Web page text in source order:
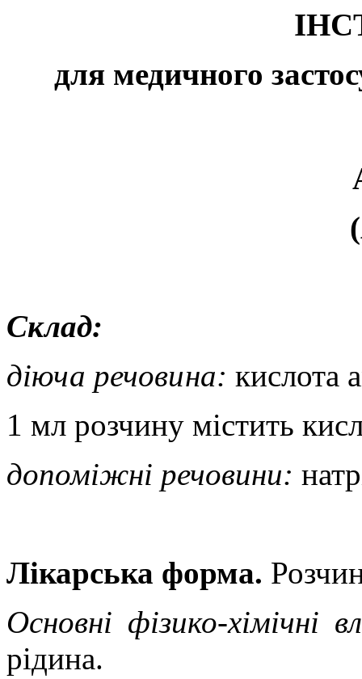
для медичного
Склад:
діюча речовина: кислота
1 мл розчину містить
допоміжні речовини:
Лікарська форма.
Основні фізико-хімічні
рідина.